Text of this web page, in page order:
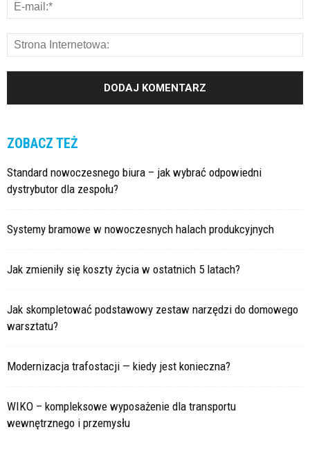
ZOBACZ TEŻ
Standard nowoczesnego biura – jak wybrać odpowiedni
dystrybutor dla zespołu?
Systemy bramowe w nowoczesnych halach produkcyjnych
Jak zmieniły się koszty życia w ostatnich 5 latach?
Jak skompletować podstawowy zestaw narzędzi do domowego
warsztatu?
Modernizacja trafostacji — kiedy jest konieczna?
WIKO – kompleksowe wyposażenie dla transportu
wewnętrznego i przemysłu